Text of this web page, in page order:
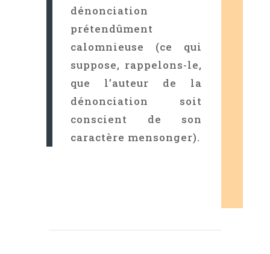
dénonciation
prétendûment
calomnieuse (ce qui
suppose, rappelons-le,
que l’auteur de la
dénonciation soit
conscient de son
caractère mensonger).